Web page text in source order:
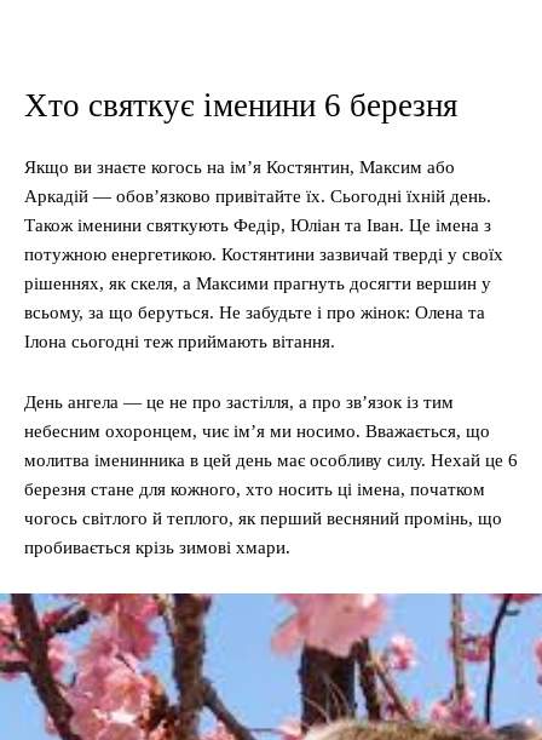
Хто святкує іменини 6 березня
Якщо ви знаєте когось на ім’я Костянтин, Максим або
Аркадій — обов’язково привітайте їх. Сьогодні їхній день.
Також іменини святкують Федір, Юліан та Іван. Це імена з
потужною енергетикою. Костянтини зазвичай тверді у своїх
рішеннях, як скеля, а Максими прагнуть досягти вершин у
всьому, за що беруться. Не забудьте і про жінок: Олена та
Ілона сьогодні теж приймають вітання.
День ангела — це не про застілля, а про зв’язок із тим
небесним охоронцем, чиє ім’я ми носимо. Вважається, що
молитва іменинника в цей день має особливу силу. Нехай це 6
березня стане для кожного, хто носить ці імена, початком
чогось світлого й теплого, як перший весняний промінь, що
пробивається крізь зимові хмари.